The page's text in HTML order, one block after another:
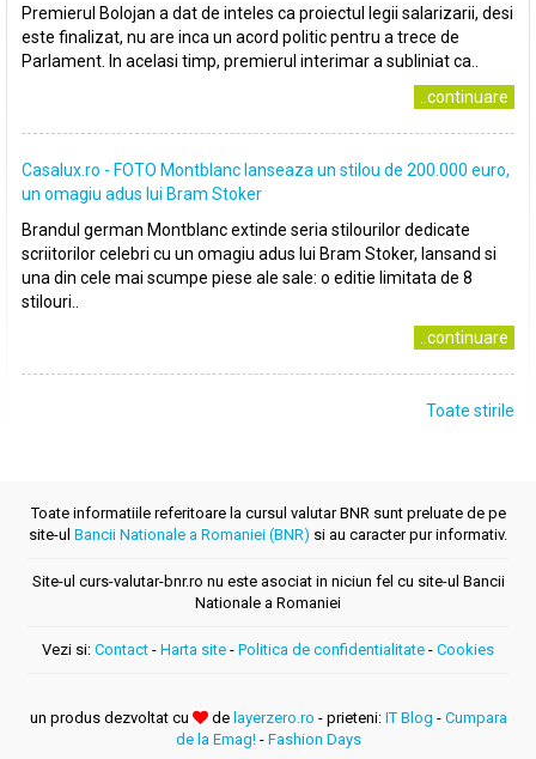
Premierul Bolojan a dat de inteles ca proiectul legii salarizarii, desi
este finalizat, nu are inca un acord politic pentru a trece de
Parlament. In acelasi timp, premierul interimar a subliniat ca..
..continuare
Casalux.ro - FOTO Montblanc lanseaza un stilou de 200.000 euro,
un omagiu adus lui Bram Stoker
Brandul german Montblanc extinde seria stilourilor dedicate
scriitorilor celebri cu un omagiu adus lui Bram Stoker, lansand si
una din cele mai scumpe piese ale sale: o editie limitata de 8
stilouri..
..continuare
Toate stirile
Toate informatiile referitoare la cursul valutar BNR sunt preluate de pe
site-ul Bancii Nationale a Romaniei (BNR) si au caracter pur informativ.
Site-ul curs-valutar-bnr.ro nu este asociat in niciun fel cu site-ul Bancii
Nationale a Romaniei
Vezi si: Contact - Harta site - Politica de confidentialitate - Cookies
un produs dezvoltat cu de layerzero.ro - prieteni: IT Blog - Cumpara
de la Emag!- Fashion Days